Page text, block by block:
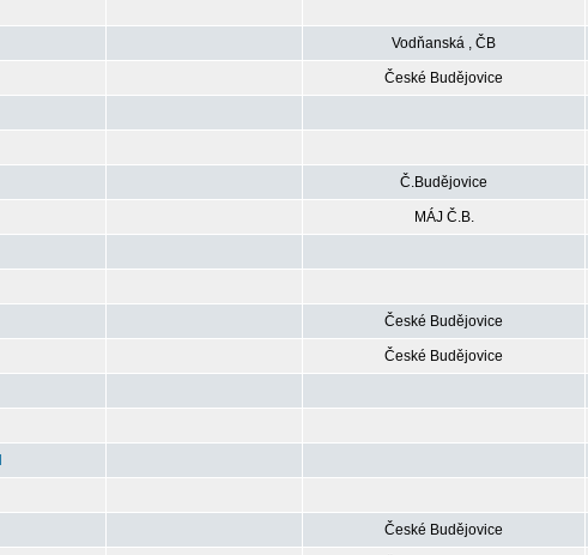
Vodňanská , ČB
České Budějovice
Č.Budějovice
MÁJ Č.B.
České Budějovice
České Budějovice
České Budějovice